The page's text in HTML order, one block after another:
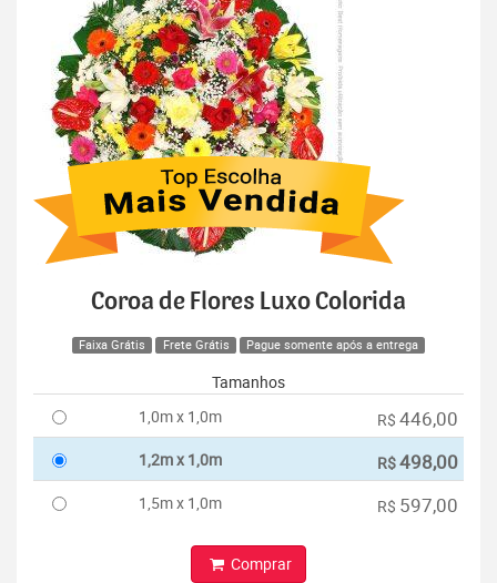
Coroa de Flores Luxo Colorida
Faixa Grátis Frete Grátis Pague somente após a entrega
Tamanhos
1,0m x 1,0m
R$ 446,00
1,2m x 1,0m R$498,00
1,5m x 1,0m R$ 597,00
Comprar